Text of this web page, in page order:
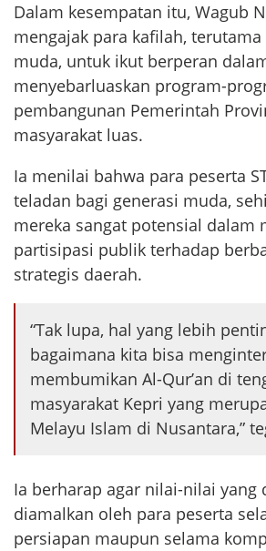
Dalam kesempatan itu, Wagub
mengajak para kafilah,
muda, untuk ikut berperan
menyebarluaskan program-
pembangunan Pemerintah
masyarakat luas.
Ia menilai bahwa para peserta
teladan bagi generasi muda,
mereka sangat potensial dalam
partisipasi publik terhadap
strategis daerah.
“Tak lupa, hal yang lebih
bagaimana kita bisa
membumikan Al-Qur’an di
masyarakat Kepri yang
Melayu Islam di Nusantara,”
Ia berharap agar nilai-nilai yang
diamalkan oleh para peserta
persiapan maupun selama